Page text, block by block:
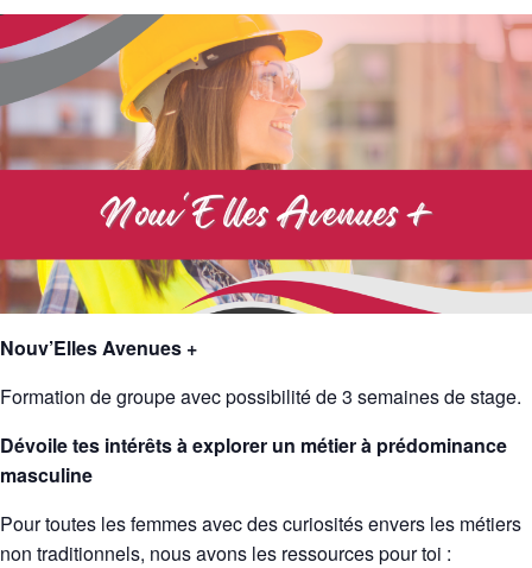
Nouv’Elles Avenues +
Formation de groupe avec possibilité de 3 semaines de stage.
Dévoile tes intérêts à explorer un métier à prédominance
masculine
Pour toutes les femmes avec des curiosités envers les métiers
non traditionnels, nous avons les ressources pour toi :